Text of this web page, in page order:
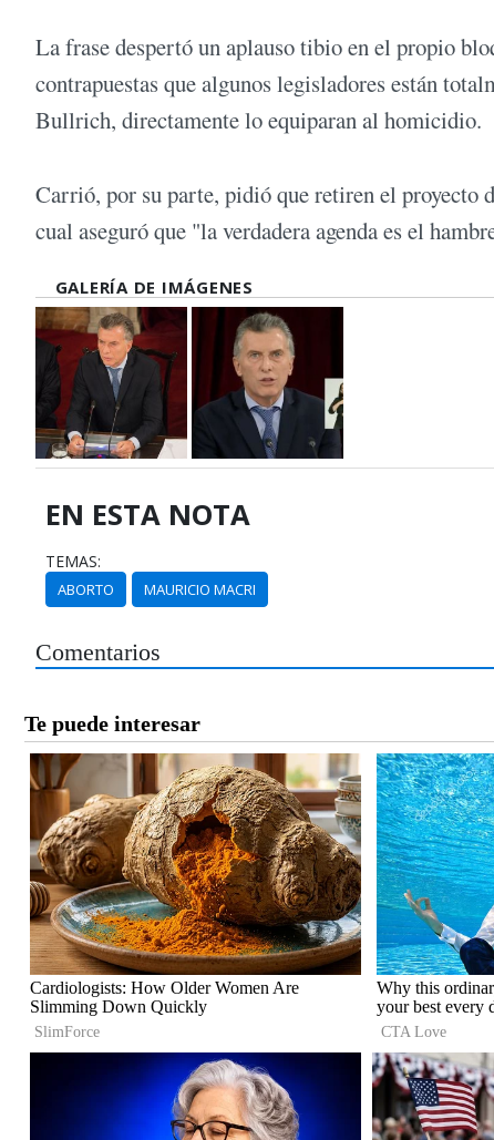
La frase despertó un aplauso tibio en el propio
contrapuestas que algunos legisladores están
Bullrich, directamente lo equiparan al homicidio.
Carrió, por su parte, pidió que retiren el proyecto
cual aseguró que "la verdadera agenda es el
GALERÍA DE IMÁGENES
EN ESTA NOTA
TEMAS:
ABORTO MAURICIO MACRI
Comentarios